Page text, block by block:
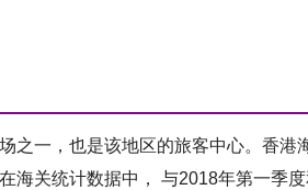
之一，也是该地区的旅客中心。香
海关统计数据中， 与2018年第一季